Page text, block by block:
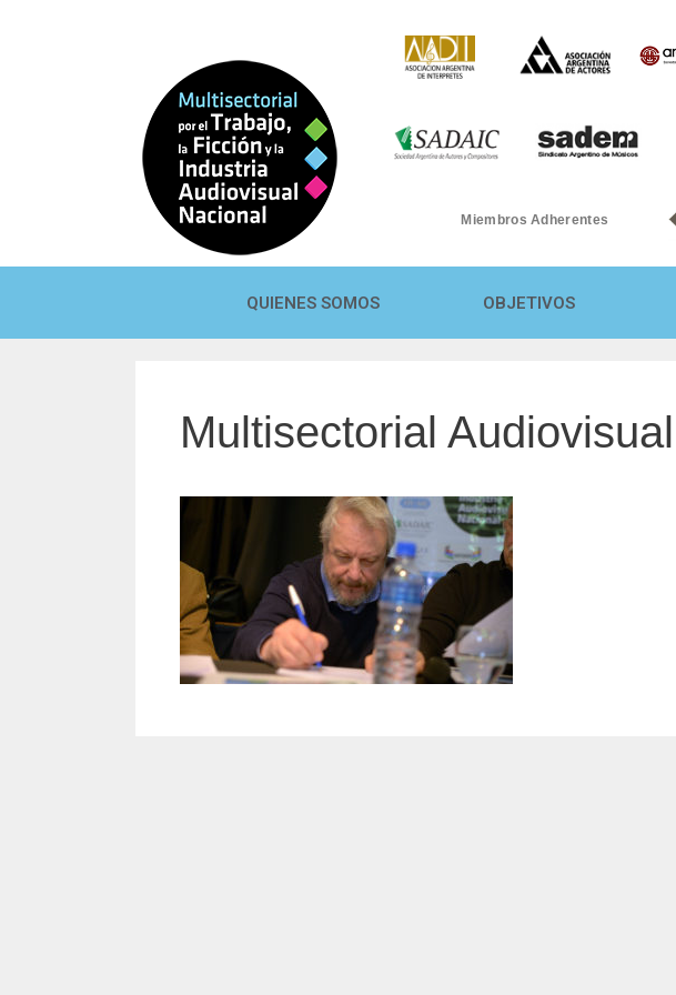
Miembros Adherentes
QUIENES SOMOS OBJETIVOS
Multisectorial Audiovisual